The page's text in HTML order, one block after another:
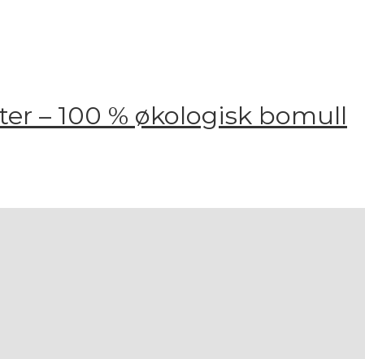
– 100 % økologisk bomull